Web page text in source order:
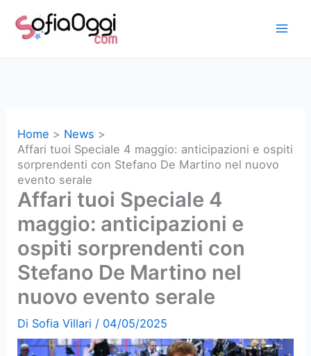
Home
News
Affari tuoi Speciale 4 maggio: anticipazioni e ospiti
sorprendenti con Stefano De Martino nel nuovo
evento serale
Affari tuoi Speciale 4
maggio: anticipazioni e
ospiti sorprendenti con
Stefano De Martino nel
nuovo evento serale
Di Sofia Villari / 04/05/2025